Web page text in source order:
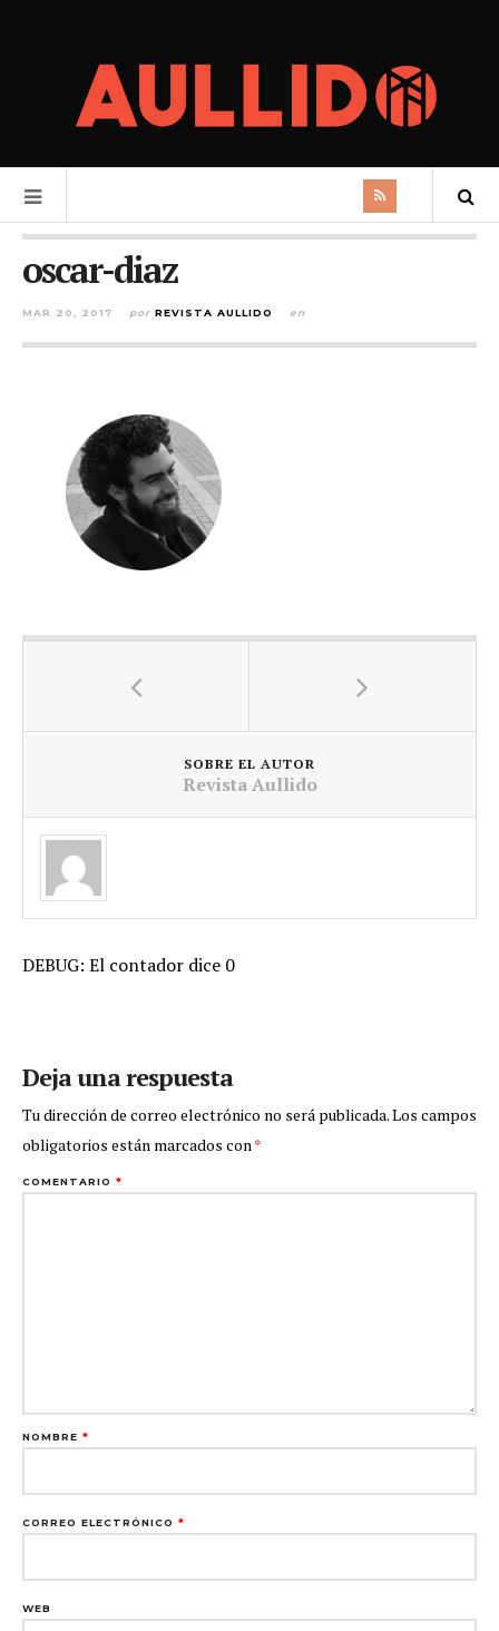
oscar-diaz
MAR 20, 2017 por REVISTA AULLIDO en
SOBRE EL AUTOR
Revista Aullido
DEBUG: El contador dice 0
Deja una respuesta
Tu dirección de correo electrónico no será publicada.Los campos
obligatorios están marcados con*
COMENTARIO *
NOMBRE *
CORREO ELECTRÓNICO *
WEB